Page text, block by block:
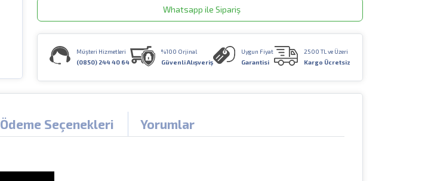
Whatsapp ile Sipariş
Müşteri Hizmetleri
(0850) 244 40 64
%100 Orjinal
Güvenli Alışveriş
Uygun Fiyat
Garantisi
2500 TL ve Üzeri
Kargo Ücretsiz
Ödeme Seçenekleri Yorumlar